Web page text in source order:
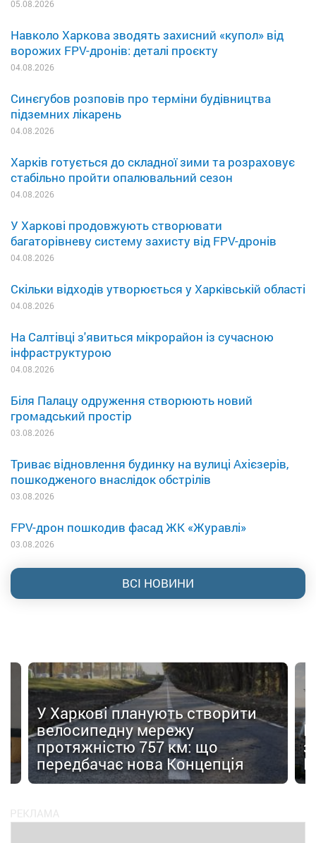
05.08.2026
Навколо Харкова зводять захисний «купол» від
ворожих FPV-дронів: деталі проєкту
04.08.2026
Синєгубов розповів про терміни будівництва
підземних лікарень
04.08.2026
Харків готується до складної зими та розраховує
стабільно пройти опалювальний сезон
04.08.2026
У Харкові продовжують створювати
багаторівневу систему захисту від FPV-дронів
04.08.2026
Скільки відходів утворюється у Харківській області
04.08.2026
На Салтівці з'явиться мікрорайон із сучасною
інфраструктурою
04.08.2026
Біля Палацу одруження створюють новий
громадський простір
03.08.2026
Триває відновлення будинку на вулиці Ахієзерів,
пошкодженого внаслідок обстрілів
03.08.2026
FPV-дрон пошкодив фасад ЖК «Журавлі»
03.08.2026
ВСІ НОВИНИ
У Харкові планують створити
велосипедну мережу
протяжністю 757 км: що
передбачає нова Концепція